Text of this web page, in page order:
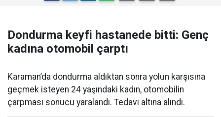
Dondurma keyfi hastanede bitti: Genç
kadına otomobil çarptı
Karaman’da dondurma aldıktan sonra yolun karşısına
geçmek isteyen 24 yaşındaki kadın, otomobilin
çarpması sonucu yaralandı. Tedavi altına alındı.